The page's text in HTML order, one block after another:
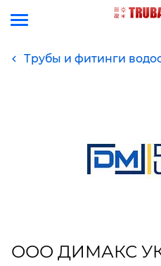
Трубы и фитинги
ООО ДИМАКС